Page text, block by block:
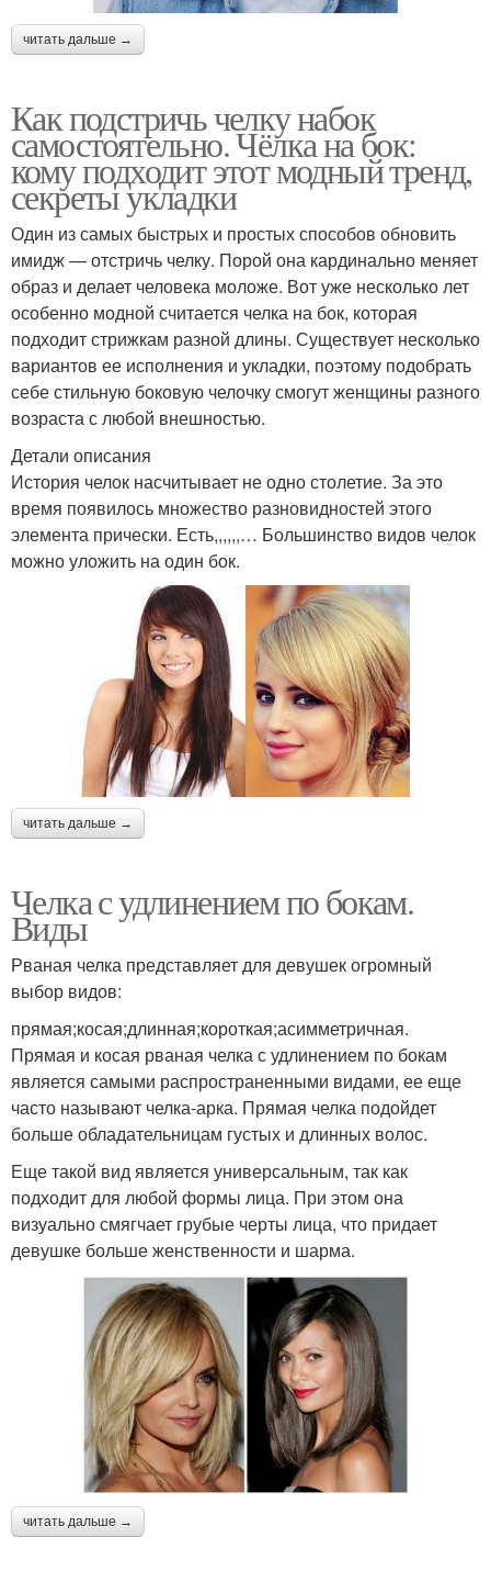
читать дальше →
Как подстричь челку набок
самостоятельно. Чёлка на бок:
кому подходит этот модный тренд,
секреты укладки
Один из самых быстрых и простых способов обновить
имидж — отстричь челку. Порой она кардинально меняет
образ и делает человека моложе. Вот уже несколько лет
особенно модной считается челка на бок, которая
подходит стрижкам разной длины. Существует несколько
вариантов ее исполнения и укладки, поэтому подобрать
себе стильную боковую челочку смогут женщины разного
возраста с любой внешностью.
Детали описания
История челок насчитывает не одно столетие. За это
время появилось множество разновидностей этого
элемента прически. Есть,,,,,,… Большинство видов челок
можно уложить на один бок.
читать дальше →
Челка с удлинением по бокам.
Виды
Рваная челка представляет для девушек огромный
выбор видов:
прямая;косая;длинная;короткая;асимметричная.
Прямая и косая рваная челка с удлинением по бокам
является самыми распространенными видами, ее еще
часто называют челка-арка. Прямая челка подойдет
больше обладательницам густых и длинных волос.
Еще такой вид является универсальным, так как
подходит для любой формы лица. При этом она
визуально смягчает грубые черты лица, что придает
девушке больше женственности и шарма.
читать дальше →